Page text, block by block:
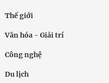
Thế giới
Văn hóa - Giải trí
Công nghệ
Du lịch